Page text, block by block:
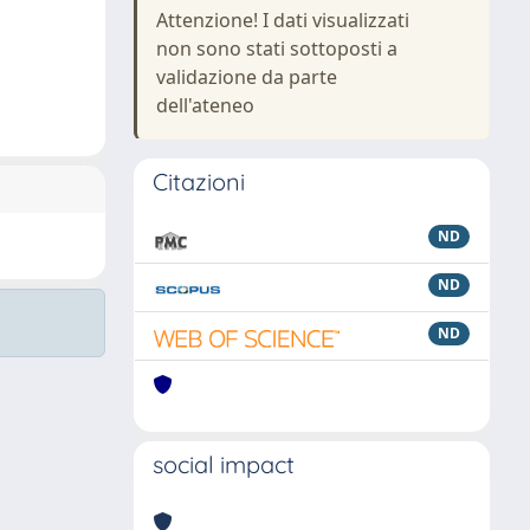
Attenzione! I dati visualizzati
non sono stati sottoposti a
validazione da parte
dell'ateneo
Citazioni
ND
ND
ND
social impact